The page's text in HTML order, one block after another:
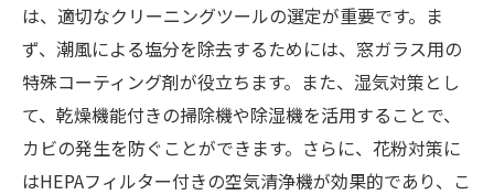
は、適切なクリーニングツールの選定が重要です。ま
ず、潮風による塩分を除去するためには、窓ガラス用の
特殊コーティング剤が役立ちます。また、湿気対策とし
て、乾燥機能付きの掃除機や除湿機を活用することで、
カビの発生を防ぐことができます。さらに、花粉対策に
はHEPAフィルター付きの空気清浄機が効果的であり、こ